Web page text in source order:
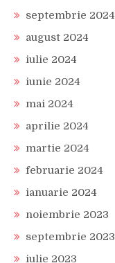
septembrie 2024
august 2024
iulie 2024
iunie 2024
mai 2024
aprilie 2024
martie 2024
februarie 2024
ianuarie 2024
noiembrie 2023
septembrie 2023
iulie 2023